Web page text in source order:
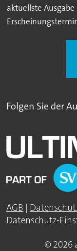
aktuellste Ausgabe
Folgen Sie der
AGB |
Datenschutz-
© 2026